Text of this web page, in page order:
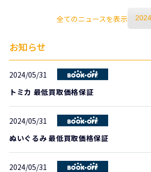
全てのニュースを表示
お知らせ
2024/05/31
トミカ 最低買取価格保証
2024/05/31
ぬいぐるみ 最低買取価格保証
2024/05/31